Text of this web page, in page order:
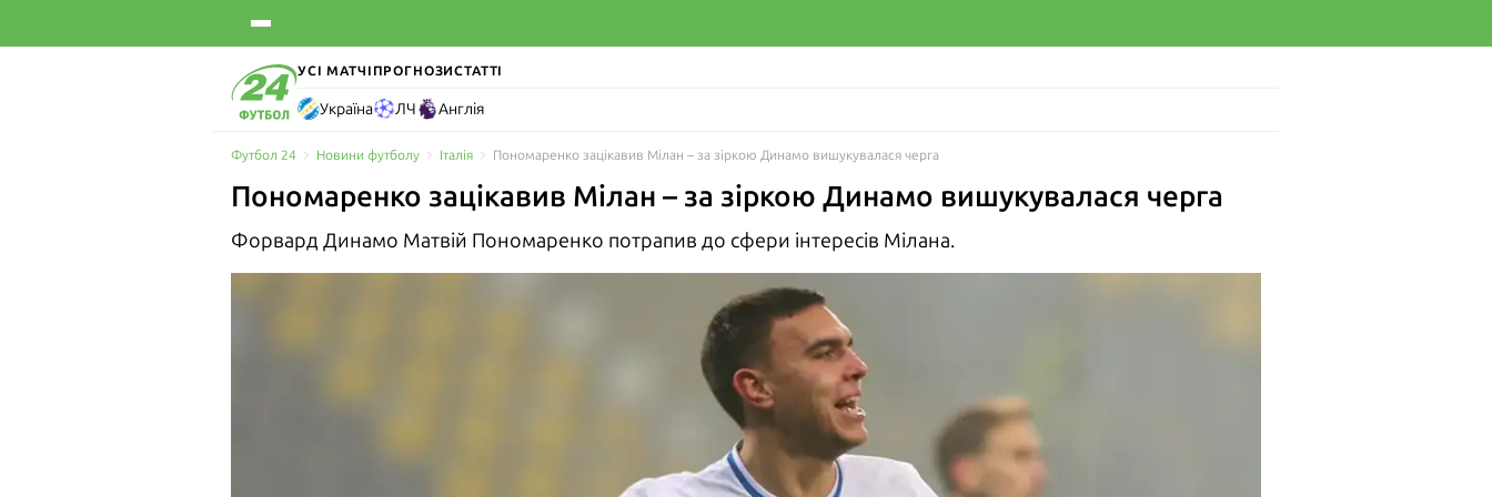
УСІ МАТЧІ ПРОГНОЗИСТАТТІ
Україна ЛЧ Англія
Футбол 24 Новини футболу Італія Пономаренко зацікавив Мілан – за зіркою Динамо вишукувалася черга
Пономаренко зацікавив Мілан – за зіркою Динамо вишукувалася черга
Форвард Динамо Матвій Пономаренко потрапив до сфери інтересів Мілана.